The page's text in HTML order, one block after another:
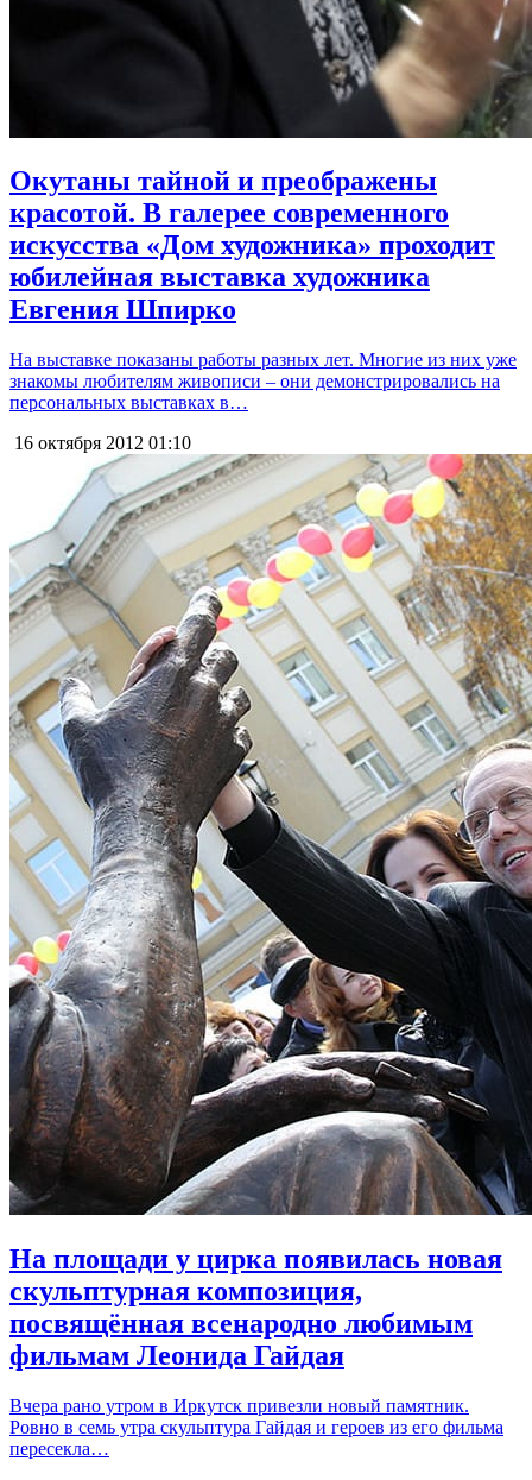
Окутаны тайной и преображены
красотой. В галерее современного
искусства «Дом художника» проходит
юбилейная выставка художника
Евгения Шпирко
На выставке показаны работы разных лет. Многие из них уже
знакомы любителям живописи – они демонстрировались на
персональных выставках в…
16 октября 2012 01:10
На площади у цирка появилась новая
скульптурная композиция,
посвящённая всенародно любимым
фильмам Леонида Гайдая
Вчера рано утром в Иркутск привезли новый памятник.
Ровно в семь утра скульптура Гайдая и героев из его фильма
пересекла…